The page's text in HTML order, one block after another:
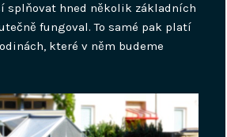
splňovat hned několik základních
fungoval. To samé pak platí
které v něm budeme